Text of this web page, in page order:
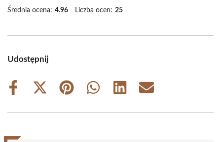
Średnia ocena: 4.96 Liczba ocen: 25
Udostępnij
Share
Share
(Twitter)
Share
Share
Share
Share